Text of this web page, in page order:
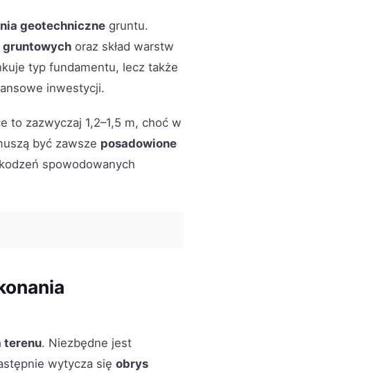
geotechniczne gruntu.
gruntowych oraz skład warstw
typ fundamentu, lecz także
inwestycji.
to zazwyczaj 1,2–1,5 m, choć w
być zawsze posadowione
spowodowanych
terenu. Niezbędne jest
wytycza się obrys